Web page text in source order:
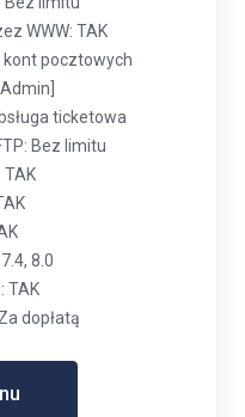
WWW: TAK
kont pocztowych
ticketowa
Bez limitu
8.0
TAK
dopłatą